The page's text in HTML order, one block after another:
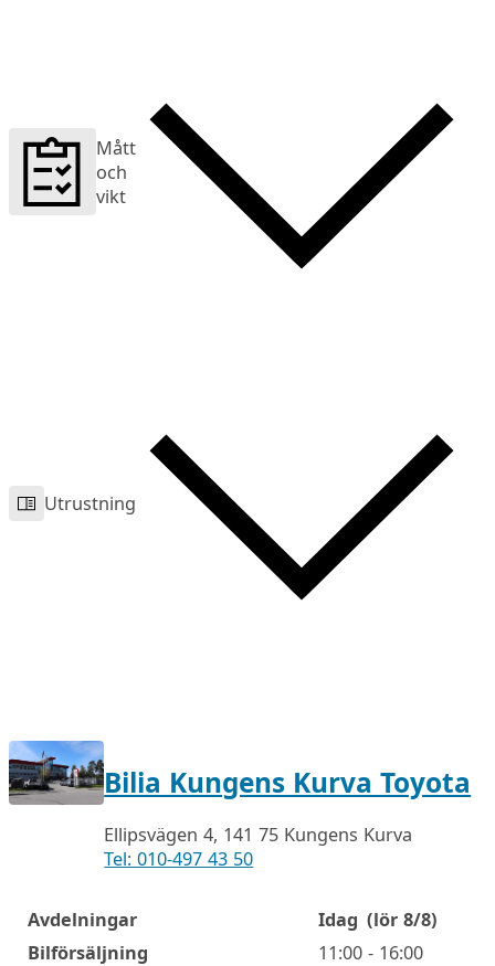
Mått
och
vikt
Utrustning
Bilia Kungens Kurva Toyota
Ellipsvägen 4, 141 75 Kungens Kurva
Tel: 010-497 43 50
Öppettider
Avdelningar Idag (lör 8/8)
Bilförsäljning
11:00 - 16:00